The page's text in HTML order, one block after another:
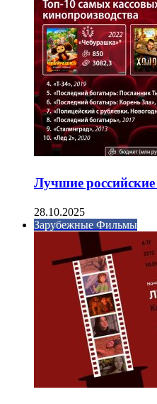
Лучшие
28.10.2025
Зарубежные Фильмы